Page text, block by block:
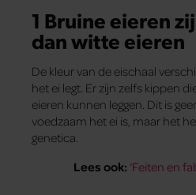
1 Bruine eieren
dan witte eieren
De kleur van de eischaal
het ei legt. Er zijn zelfs kippen
eieren kunnen leggen. Dit is
voedzaam het ei is, maar het
genetica.
Lees ook: ‘Feiten en